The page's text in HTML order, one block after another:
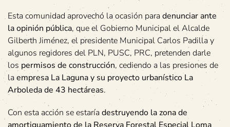
Esta comunidad aprovechó la ocasión paradenunciar ante
la opinión pública, que el Gobierno Municipal el Alcalde
Gilberth Jiménez, el presidente Municipal Carlos Padilla y
algunos regidores del PLN, PUSC, PRC, pretenden darle
los permisos de construcción, cediendo a las presiones de
laempresa La Laguna y su proyecto urbanístico La
Arboleda de 43 hectáreas.
Con esta acción se estaríadestruyendo la zona de